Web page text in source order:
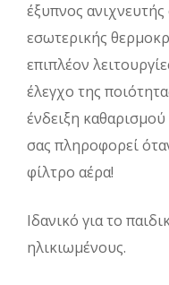
έξυπνος
εσωτερικής
επιπλέον
έλεγχο της
ένδειξη
σας πληροφορεί
φίλτρο αέρα!
Ιδανικό για το
ηλικιωμένους.